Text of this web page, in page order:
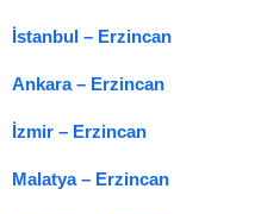
İstanbul – Erzincan
Ankara – Erzincan
İzmir – Erzincan
Malatya – Erzincan